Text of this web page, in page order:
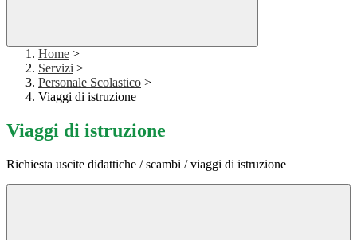
Home >
Servizi >
Personale Scolastico >
Viaggi di istruzione
Viaggi di istruzione
Richiesta uscite didattiche / scambi / viaggi di istruzione